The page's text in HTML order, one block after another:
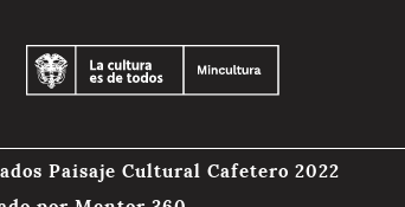
Paisaje Cultural Cafetero 2022